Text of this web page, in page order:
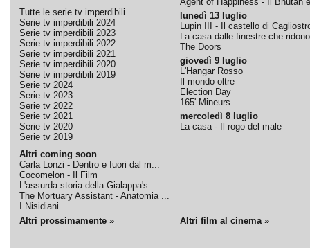
Tutte le serie tv imperdibili
Serie tv imperdibili 2024
Serie tv imperdibili 2023
Serie tv imperdibili 2022
Serie tv imperdibili 2021
Serie tv imperdibili 2020
Serie tv imperdibili 2019
Serie tv 2024
Serie tv 2023
Serie tv 2022
Serie tv 2021
Serie tv 2020
Serie tv 2019
Altri coming soon
Carla Lonzi - Dentro e fuori dal m...
Cocomelon - Il Film
L'assurda storia della Gialappa's ...
The Mortuary Assistant - Anatomia ...
I Nisidiani
lunedì 13 luglio
Lupin III - Il castello di
La casa dalle finestre che ridono
The Doors
giovedì 9 luglio
L'Hangar Rosso
Il mondo oltre
Election Day
165' Mineurs
mercoledì 8 luglio
La casa - Il rogo del male
Altri prossimamente » Altri film al cinema »